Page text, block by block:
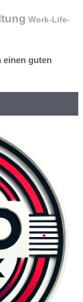
Work-Life-
einen guten